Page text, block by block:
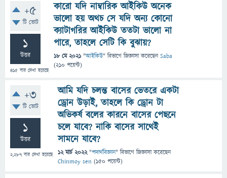
+5
টি ভোট
1
উত্তর
415 বার দেখা হয়েছে
কারো যদি নাম্বারিক আইকিউ অনেক
ভালো হয় অথচ সে যদি অন্য কোনো
ক্যাটাগরির আইকিউ ততটা ভালো না
পারে, তাহলে সেটি কি বুঝায়?
18 মে 2021 "আইকিউ" বিভাগে জিজ্ঞাসাকরেছেনSaba
(210 পয়েন্ট)
+3
টি ভোট
1
উত্তর
2,287 বার দেখা হয়েছে
আমি যদি চলন্ত বাসের ভেতরে একটা
ড্রোন উড়াই, তাহলে কি ড্রোন টা
অভিকর্ষ বলের কারনে বাসের পেছনে
চলে যাবে? নাকি বাসের সাথেই
সামনে যাবে?
12 মার্চ 2022 "পদার্থবিজ্ঞান" বিভাগে জিজ্ঞাসাকরেছেন
Chinmoy sen (150 পয়েন্ট)